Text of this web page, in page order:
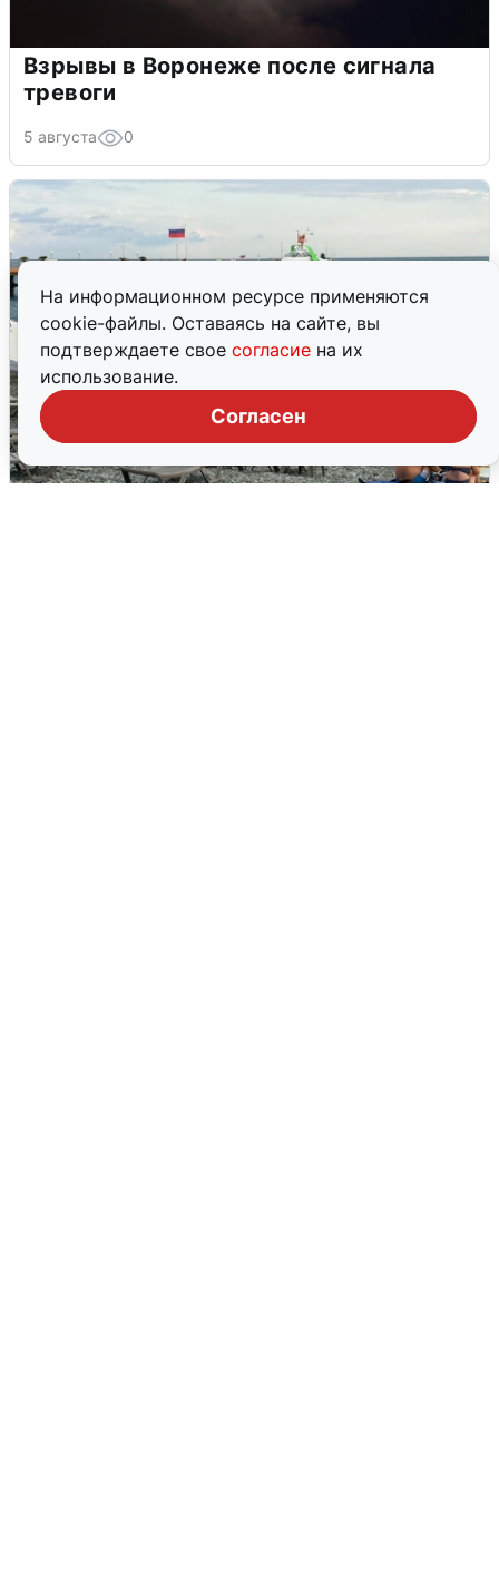
На информационном ресурсе применяются
cookie-файлы. Оставаясь на сайте, вы
подтверждаете свое согласие на их
использование.
Согласен
Взрывы в Воронеже после сигнала
тревоги
5 августа 0